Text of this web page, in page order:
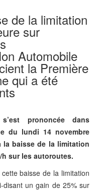
de la limitation
sur
Automobile
la Première
qui a été
prononcée dans
du lundi 14 novembre
la baisse de la limitation
sur les autoroutes.
baisse de la limitation
un gain de 25% sur